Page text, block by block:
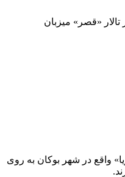
غربی می‌رود و در تالار «قصر» میزبان
متعددی را در تیرماه امسال برگزار کرده، قرار است روز سه‌شنبه ۲۵ تیرماه، راس ساعت ۲۱:۰۰ در تالار «دریا» واقع در شهر بوکان به روی